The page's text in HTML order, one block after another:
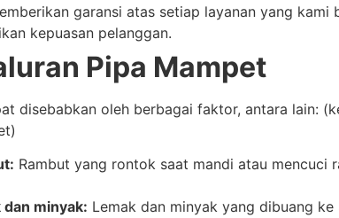
garansi atas setiap layanan yang
kepuasan pelanggan.
Pipa Mampet
disebabkan oleh berbagai faktor, antara lain:
Rambut yang rontok saat mandi atau mencuci
dan minyak: Lemak dan minyak yang dibuang